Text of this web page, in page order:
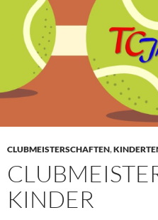
CLUBMEISTERSCHAFTEN,
KINDER